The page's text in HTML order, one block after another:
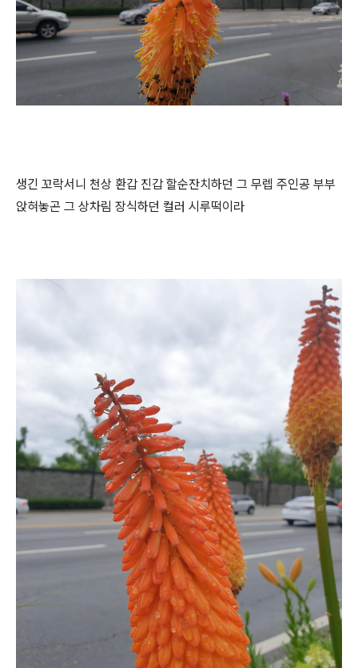
생긴 꼬락서니 천상 환갑 진갑 할순잔치하던 그 무렙 주인공 부부
앉혀놓곤 그 상차림 장식하던 컬러 시루떡이라